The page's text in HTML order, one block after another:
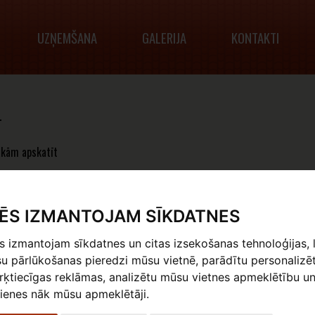
IZMANTOJAM SĪKDATNES
izmantojam sīkdatnes un citas izsekošanas tehnoloģijas,
pārlūkošanas pieredzi mūsu vietnē, parādītu
reklāmas, analizētu mūsu vietnes apmeklētību
nāk mūsu apmeklētāji.
UZŅEMŠANA GALERIJA KONTAKTI
apskatīt
Latvijas Mākslas Izstāžu hronikas
Raidījumi par māksliniekiem:
Boriss Bērziņš
Imants Vecozols
Pēteris Postažs